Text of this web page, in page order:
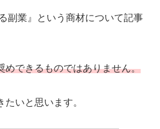
副業』という商材について記事
めできるものではありません。
いと思います。